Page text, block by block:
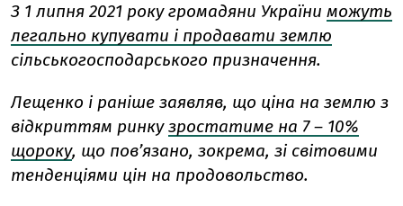
З 1 липня 2021 року громадяни України можуть
легально купувати і продавати землю
сільськогосподарського призначення.
Лещенко і раніше заявляв, що ціна на землю з
відкриттям ринкузростатиме на 7 – 10%
щороку, що пов’язано, зокрема, зі світовими
тенденціями цін на продовольство.